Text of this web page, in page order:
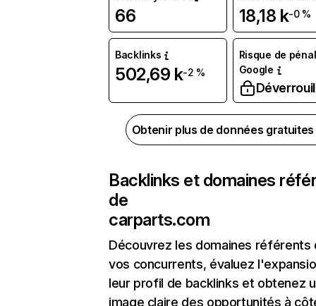
66 18,18 k-0 %
Backlinks
502,69 k-2 %
Risque de
Google
Obtenir plus de données
Backlinks et domaines
de
carparts.com
Découvrez les domaines référents
vos concurrents, évaluez
leur profil de backlinks et obtenez
image claire des opportunités à